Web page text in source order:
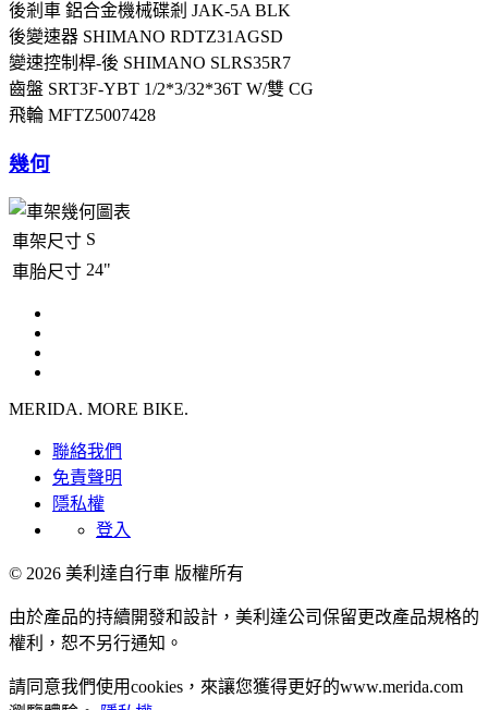
後剎車 鋁合金機械碟剎 JAK-5A BLK
後變速器 SHIMANO RDTZ31AGSD
變速控制桿-後 SHIMANO SLRS35R7
齒盤 SRT3F-YBT 1/2*3/32*36T W/雙 CG
飛輪 MFTZ5007428
幾何
車架尺寸 S
車胎尺寸 24"
MERIDA. MORE BIKE.
聯絡我們
免責聲明
隱私權
登入
© 2026 美利達自行車 版權所有
由於產品的持續開發和設計，美利達公司保留更改產品規格的
權利，恕不另行通知。
請同意我們使用cookies，來讓您獲得更好的www.merida.com